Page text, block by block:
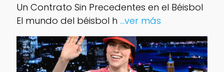
Un Contrato Sin Precedentes en el Béisbol
El mundo del béisbol h ...ver más